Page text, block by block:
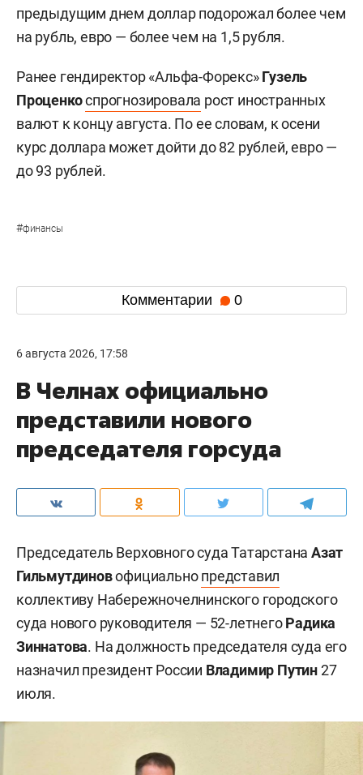
предыдущим днем доллар подорожал более чем
на рубль, евро — более чем на 1,5 рубля.
Ранее гендиректор «Альфа-Форекс»Гузель
Проценкоспрогнозировала рост иностранных
валют к концу августа. По ее словам, к осени
курс доллара может дойти до 82 рублей, евро —
до 93 рублей.
#финансы
Комментарии 0
6 августа 2026, 17:58
В Челнах официально
представили нового
председателя горсуда
Председатель Верховного суда Татарстана Азат
Гильмутдиновофициальнопредставил
коллективу Набережночелнинского городского
суда нового руководителя — 52-летнегоРадика
Зиннатова. На должность председателя суда его
назначил президент России Владимир Путин27
июля.